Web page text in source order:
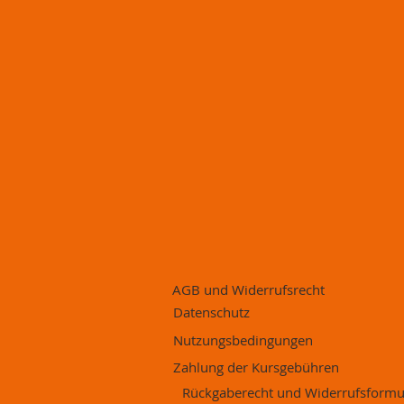
AGB und Widerrufsrecht
Datenschutz
Nutzungsbedingungen
Zahlung der Kursgebühren
Rückgaberecht und